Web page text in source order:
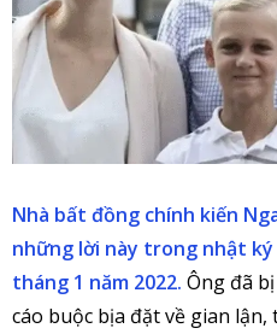
Nhà bất đồng chính kiến
những lời này trong nhật
tháng 1 năm 2022. Ông đã
cáo buộc bịa đặt về gian lận,